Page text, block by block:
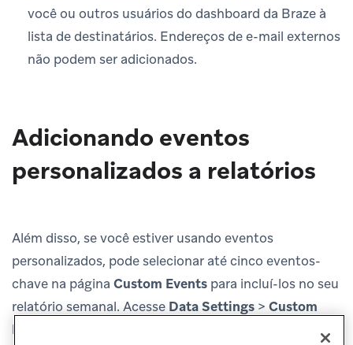
você ou outros usuários do dashboard da Braze à
lista de destinatários. Endereços de e-mail externos
não podem ser adicionados.
Adicionando eventos
personalizados a relatórios
Além disso, se você estiver usando eventos
personalizados, pode selecionar até cinco eventos-
chave na página Custom Events para incluí-los no seu
relatório semanal. Acesse Data Settings > Custom
Events